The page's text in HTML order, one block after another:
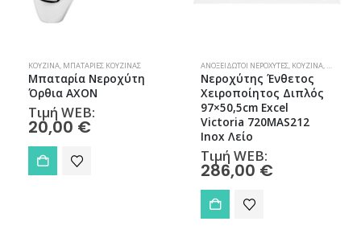
ΚΟΥΖΊΝΑ, ΜΠΑΤΑΡΊΕΣ ΚΟΥΖΊΝΑΣ
Μπαταρία Νεροχύτη
Όρθια AXON
Τιμή WEB:
20,00 €
ΑΝΟΞΕΊΔΩΤΟΙ ΝΕΡΟΧΎΤΕΣ, ΚΟΥΖΊΝΑ,
Νεροχύτης Ένθετος
Χειροποίητος Διπλός
97×50,5cm Excel
Victoria 720MAS212
Inox Λείο
Τιμή WEB:
286,00 €